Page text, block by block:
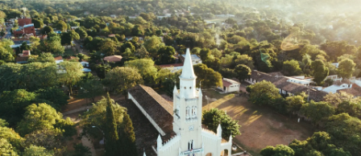
Gestion des freelances
Intégrez et gérez vos freelances partout dans le monde
PEO
Sous-traitez les opérations complexes liées à l’emploi
INFRASTRUCTURE
Comparer Remote
Examinez notre service par rapport aux autres
CROISSANCE
Start-ups
Des solutions agiles et internationales pour les RH et la
paie des entreprises en pleine croissance
pays
Calculateur de paiement des freelances
Découvrez les devises disponibles et les vitesses de
paiement pour vos freelances internationaux
APPRENDRE AVEC REMOTE
Nederlands
Français
Deutsch
Español
Connexion